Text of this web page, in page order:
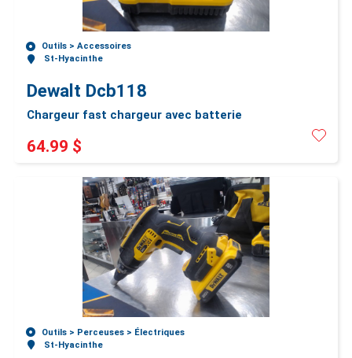
Outils >Accessoires
St-Hyacinthe
Dewalt Dcb118
Chargeur fast chargeur avec batterie
64.99 $
Outils > Perceuses > Électriques
St-Hyacinthe